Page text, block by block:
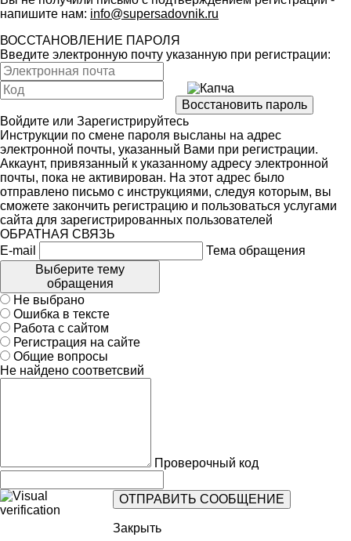
напишите нам: info@supersadovnik.ru
ВОССТАНОВЛЕНИЕ ПАРОЛЯ
Введите электронную почту указанную при регистрации:
Войдите или Зарегистрируйтесь
Инструкции по смене пароля высланы на адрес
электронной почты, указанный Вами при регистрации.
Аккаунт, привязанный к указанному адресу электронной
почты, пока не активирован. На этот адрес было
отправлено письмо с инструкциями, следуя которым, вы
сможете закончить регистрацию и пользоваться услугами
сайта для зарегистрированных пользователей
ОБРАТНАЯ СВЯЗЬ
E-mail
Тема обращения
Выберите тему
обращения
Не выбрано
Ошибка в тексте
Работа с сайтом
Регистрация на сайте
Общие вопросы
Не найдено соответсвий
Проверочный код
Закрыть